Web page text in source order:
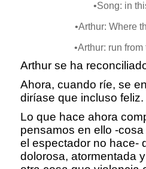
•Song: in
•Arthur: Where
•Arthur: run
Arthur se ha
Ahora, cuando ríe, se
diríase que incluso feliz.
Lo que hace ahora
pensamos en ello -
el espectador no hace-
dolorosa, atormentada